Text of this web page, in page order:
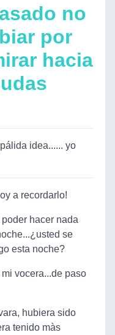
no
por
hacia
idea...... yo
a recordarlo!
hacer nada
se
esta noche?
vocera...de paso
hubiera sido
tenido màs